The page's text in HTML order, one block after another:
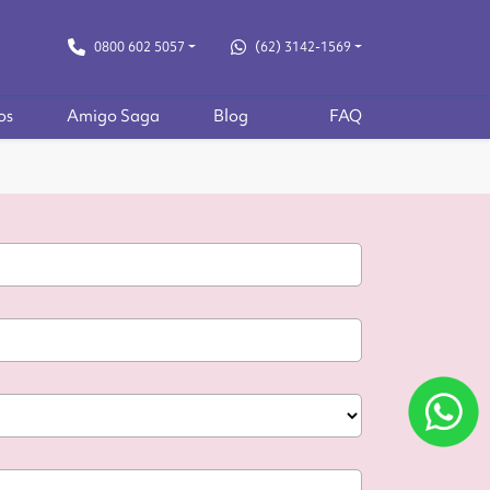
0800 602 5057 (62) 3142-1569
Amigo Saga Blog FAQ